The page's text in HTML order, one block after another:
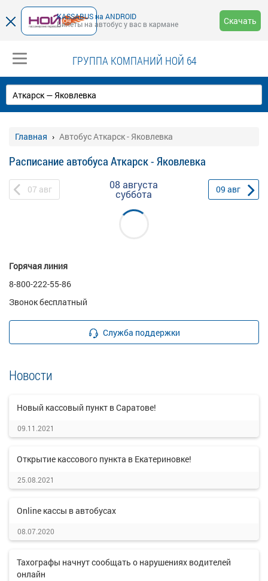
KASSABUS на ANDROID
Билеты на автобус у вас в кармане
Скачать
ГРУППА КОМПАНИЙ НОЙ 64
Главная Автобус Аткарск - Яковлевка
Расписание автобуса Аткарск - Яковлевка
07 авг 08 августа
суббота 09 авг
Горячая линия
8-800-222-55-86
Звонок бесплатный
Служба поддержки
Новости
Новый кассовый пункт в Саратове!
09.11.2021
Открытие кассового пункта в Екатериновке!
25.08.2021
Online кассы в автобусах
08.07.2020
Тахографы начнут сообщать о нарушениях водителей
онлайн